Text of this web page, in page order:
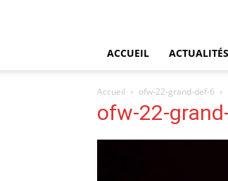
ACCUEIL ACTUALITÉS
Accueil ofw-22-grand-def-6
ofw-22-